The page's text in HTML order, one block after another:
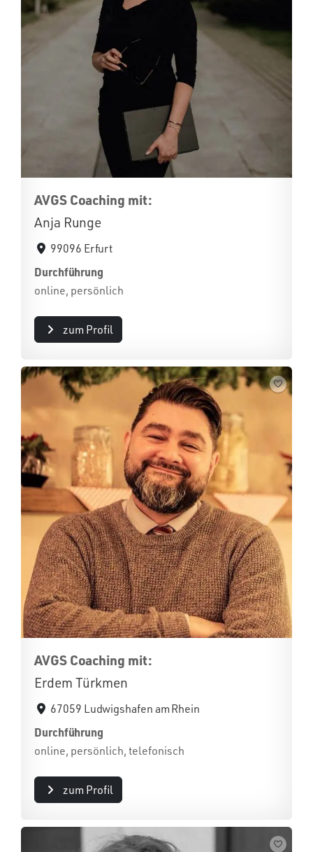
AVGS Coaching mit:
Anja Runge
99096 Erfurt
Durchführung
online, persönlich
zum Profil
AVGS Coaching mit:
Erdem Türkmen
67059 Ludwigshafen am Rhein
Durchführung
online, persönlich, telefonisch
zum Profil